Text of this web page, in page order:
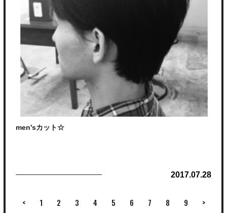
ハイライトを入れてる事で、縦のラインを作り
ムラをぼかします。
そのあとに、カラーを全体的にして、このような感じになりました。
た。
men'sカット☆
こんにちは上杉です！今回は後頭部の丸みを意識してカット！！2017.07.28
< 1 2 3 4 5 6 7 8 9 >